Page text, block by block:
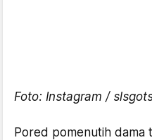
Foto: Instagram /
Pored pomenutih dama